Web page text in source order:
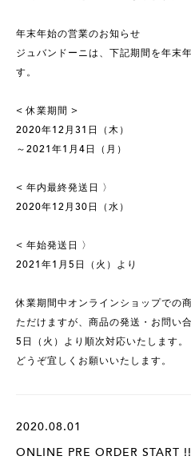
年末年始の営業のお知らせ
ジュバンドーニは、下記期間を年末
す。
< 休業期間 >
2020年12月31日（木）
～2021年1月4日（月）
< 年内最終発送日 〉
2020年12月30日（水）
< 年始発送日 〉
2021年1月5日（火）より
休業期間中オンラインショップでの
ただけますが、商品の発送・お問い
5日（火）より順次対応いたします。
どうぞ宜しくお願いいたします。
2020.08.01
ONLINE PRE ORDER START